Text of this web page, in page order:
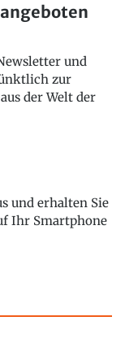
und
zur
der Welt der
und erhalten Sie
Ihr Smartphone